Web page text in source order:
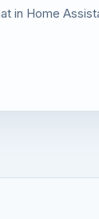
in Home